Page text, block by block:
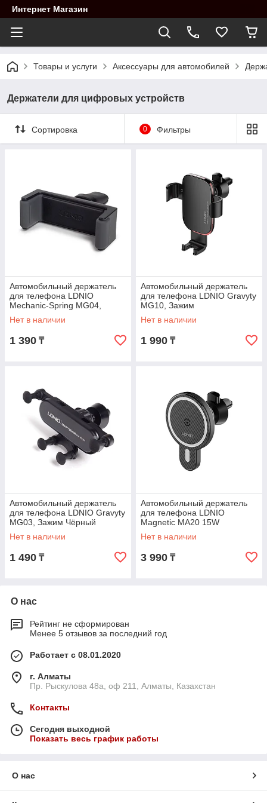
Интернет Магазин
Товары и услуги Аксессуары для автомобилей
Держатели для цифровых устройств
Сортировка 0 Фильтры
Автомобильный держатель
для телефона LDNIO
Mechanic-Spring MG04,
Зажим Чёрный
Нет в наличии
1 390 ₸
Автомобильный держатель
для телефона LDNIO Gravyty
MG10, Зажим
Нет в наличии
1 990 ₸
Автомобильный держатель
для телефона LDNIO Gravyty
MG03, Зажим Чёрный
Нет в наличии
1 490 ₸
Автомобильный держатель
для телефона LDNIO
Magnetic MA20 15W
Беспроводная зарядка
Магнитный Чёрный
Нет в наличии
3 990 ₸
О нас
Рейтинг не сформирован
Менее 5 отзывов за последний год
Работает с 08.01.2020
г. Алматы
Пр. Рыскулова 48а, оф 211, Алматы, Казахстан
Контакты
Сегодня выходной
Показать весь график работы
О нас